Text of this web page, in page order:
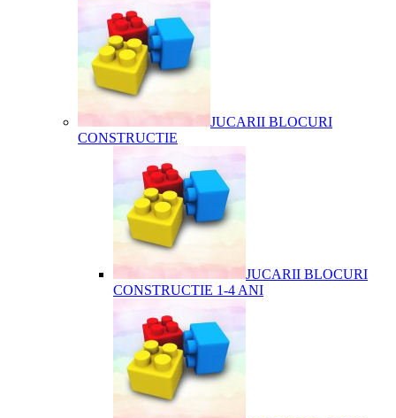
JUCARII BLOCURI
CONSTRUCTIE
JUCARII BLOCURI
CONSTRUCTIE 1-4 ANI